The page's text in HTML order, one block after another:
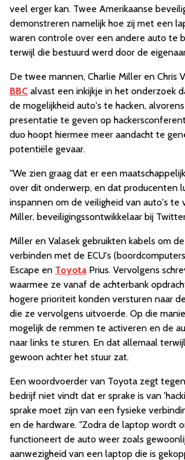
veel erger kan. Twee Amerikaanse
demonstreren namelijk hoe zij met een
waren controle over een andere auto te
terwijl die bestuurd werd door de
De twee mannen, Charlie Miller en Chris
BBC alvast een inkijkje in het onderzoek
de mogelijkheid auto's te hacken,
presentatie te geven op
duo hoopt hiermee meer aandacht te
potentiële gevaar.
"We zien graag dat er een
over dit onderwerp, en dat producenten
inspannen om de veiligheid van auto's te
Miller, beveiligingssontwikkelaar bij
Miller en Valasek gebruikten kabels om
verbinden met de ECU's
Escape en Toyota Prius. Vervolgens
waarmee ze vanaf de achterbank
hogere prioriteit konden versturen naar
die ze vervolgens uitvoerde. Op die
mogelijk de remmen te activeren en de
naar links te sturen. En dat allemaal
gewoon achter het stuur zat.
Een woordvoerder van Toyota zegt
bedrijf niet vindt dat er sprake is van
sprake moet zijn van een fysieke
en de hardware. "Zodra de laptop wordt
functioneert de auto weer zoals
aanwezigheid van een laptop die is